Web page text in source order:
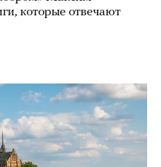
которые отвечают